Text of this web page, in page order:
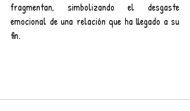
fragmentan, simbolizando el desgaste
emocional de una relación que ha llegado a su
fin.